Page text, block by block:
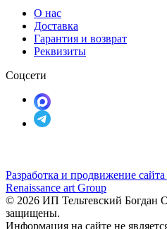
О нас
Доставка
Гарантия и возврат
Реквизиты
Соцсети
Разработка и продвижение сайта
Renaissance art Group
© 2026 ИП Тельтевский Богдан
защищены.
Информация на сайте не